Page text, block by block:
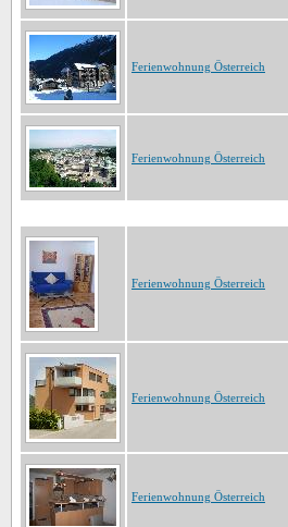
Ferienwohnung Österreich
Ferienwohnung Österreich
Ferienwohnung Österreich
Ferienwohnung Österreich
Ferienwohnung Österreich